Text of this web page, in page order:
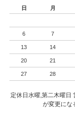
日
月
6 7
13 14
20 21
27 28
定休日水曜,第二木曜日
が変更にな